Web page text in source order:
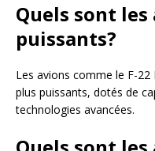
Quels sont
puissants?
Les avions comme le F-
plus puissants, dotés de
technologies avancées.